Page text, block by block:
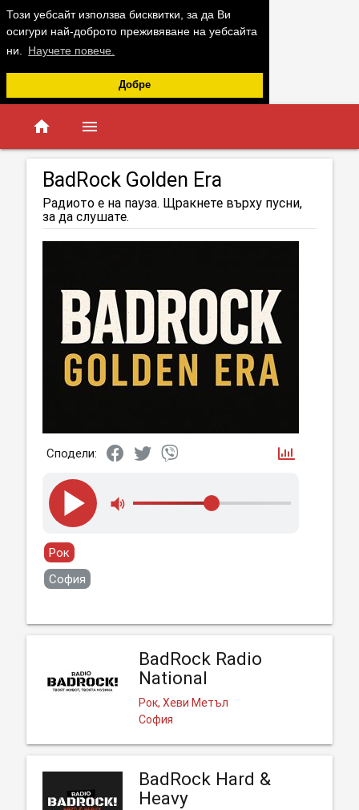
Този уебсайт използва бисквитки, за да Ви
осигури най-доброто преживяване на уебсайта
ни.
Научете повече.
Добре
home menu
BadRock Golden Era
Радиото е на пауза. Щракнете върху пусни,
за да слушате.
Сподели:
Рок
София
BadRock Radio
National
Рок, Хеви Mетъл
София
BadRock Hard &
Heavy